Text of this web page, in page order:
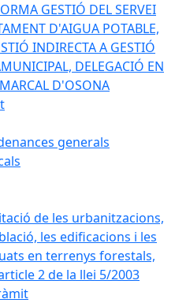
GESTIÓ DEL SERVEI
D'AIGUA POTABLE,
INDIRECTA A GESTIÓ
DELEGACIÓ EN
D'OSONA
generals
de les urbanitzacions,
les edificacions i les
en terrenys forestals,
2 de la llei 5/2003